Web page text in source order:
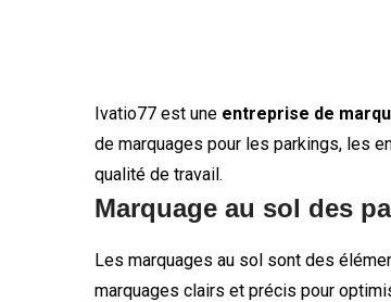
Ivatio77 est une entreprise de
de marquages pour les parkings, les
qualité de travail.
Marquage au sol des
Les marquages au sol sont des
marquages clairs et précis pour